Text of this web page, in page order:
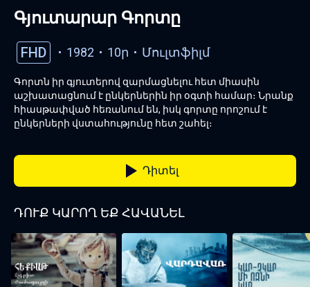
Գյուտարար Գորտը
FHD 1982 10ր Մուլտֆիլմ
Գորտն իր գյուտերով զարմացնելու հետ միասին
աշխատացնում է ընկերներին իր օգտի համար։ Նրանք
հիասթափված հեռանում են, իսկ գորտը որոշում է
ընկերների վստահությունը հետ շահել։
Դիտել
ԴՈՒՔ ԿԱՐՈՂ ԵՔ ՀԱՎԱՆԵԼ